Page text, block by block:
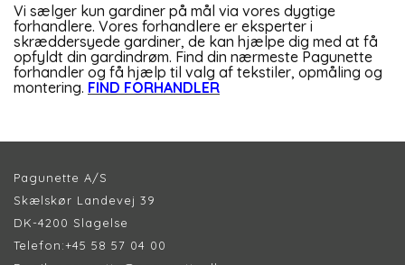
Vi sælger kun gardiner på mål via vores dygtige
forhandlere. Vores forhandlere er eksperter i
skræddersyede gardiner, de kan hjælpe dig med at få
opfyldt din gardindrøm. Find din nærmeste Pagunette
forhandler og få hjælp til valg af tekstiler, opmåling og
montering. FIND FORHANDLER
Pagunette A/S
Skælskør Landevej 39
DK-4200 Slagelse
Telefon:+45 58 57 04 00